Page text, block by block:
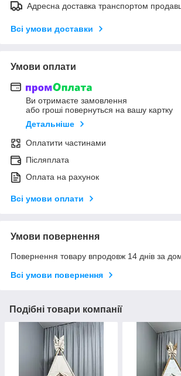
Адресна доставка транспортом
Всі умови доставки
Умови оплати
Ви отримаєте замовлення
або гроші повернуться на вашу картку
Детальніше
Оплатити частинами
Післяплата
Оплата на рахунок
Всі умови оплати
Умови повернення
Повернення товару впродовж 14 днів за
Всі умови повернення
Подібні товари компанії